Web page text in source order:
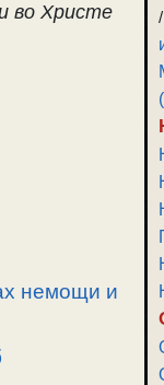
во Христе
немощи и
/